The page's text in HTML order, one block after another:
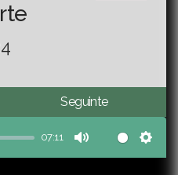
Seguinte
07:11
Mute